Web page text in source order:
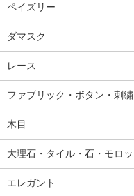
ペイズリー
ダマスク
レース
ファブリック・ボタン・刺
木目
大理石・タイル・石・モロ
エレガント